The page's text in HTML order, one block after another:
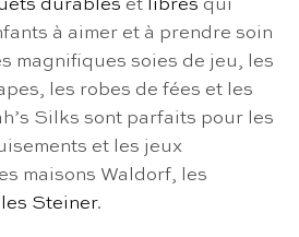
durables et libres qui
à aimer et à prendre soin
magnifiques soies de jeu, les
les robes de fées et les
Silks sont parfaits pour les
et les jeux
maisons Waldorf, les
Steiner.